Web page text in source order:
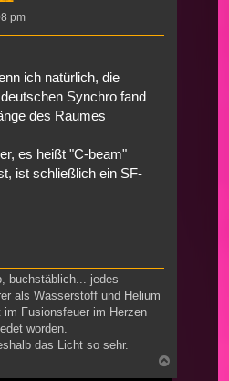
pm
ich natürlich, die
Synchro fand
des Raumes
es heißt "C-beam"
ist schließlich ein SF-
buchstäblich... jedes
als Wasserstoff und Helium
im Fusionsfeuer im Herzen
worden.
das Licht so sehr.
oben